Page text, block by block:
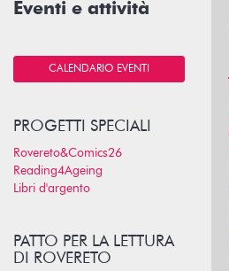
Eventi e attività
CALENDARIO EVENTI
PROGETTI SPECIALI
Rovereto&Comics26
Reading4Ageing
Libri d'argento
PATTO PER LA LETTURA
DI ROVERETO